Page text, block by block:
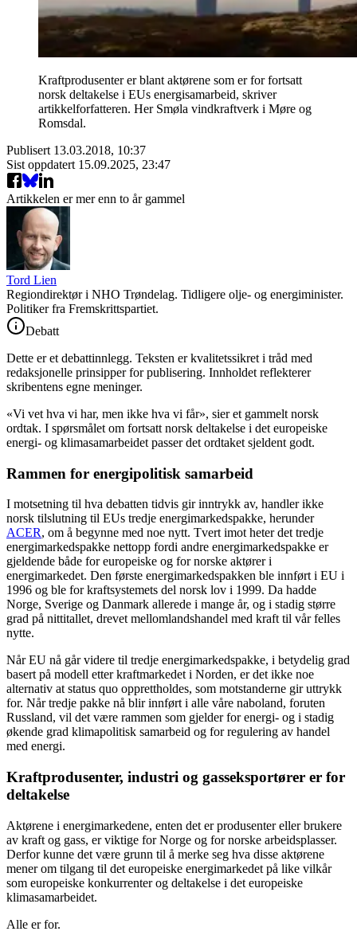
Kraftprodusenter er blant aktørene som er for fortsatt
norsk deltakelse i EUs energisamarbeid, skriver
artikkelforfatteren. Her Smøla vindkraftverk i Møre og
Romsdal.
Publisert 13.03.2018, 10:37
Sist oppdatert 15.09.2025, 23:47
Artikkelen er mer enn to år gammel
Tord Lien
Regiondirektør i NHO Trøndelag. Tidligere olje- og energiminister.
Politiker fra Fremskrittspartiet.
Debatt
Dette er et debattinnlegg. Teksten er kvalitetssikret i tråd med
redaksjonelle prinsipper for publisering. Innholdet reflekterer
skribentens egne meninger.
«Vi vet hva vi har, men ikke hva vi får», sier et gammelt norsk
ordtak. I spørsmålet om fortsatt norsk deltakelse i det europeiske
energi- og klimasamarbeidet passer det ordtaket sjeldent godt.
Rammen for energipolitisk samarbeid
I motsetning til hva debatten tidvis gir inntrykk av, handler ikke
norsk tilslutning til EUs tredje energimarkedspakke, herunder
ACER, om å begynne med noe nytt. Tvert imot heter det tredje
energimarkedspakke nettopp fordi andre energimarkedspakke er
gjeldende både for europeiske og for norske aktører i
energimarkedet. Den første energimarkedspakken ble innført i EU i
1996 og ble for kraftsystemets del norsk lov i 1999. Da hadde
Norge, Sverige og Danmark allerede i mange år, og i stadig større
grad på nittitallet, drevet mellomlandshandel med kraft til vår felles
nytte.
Når EU nå går videre til tredje energimarkedspakke, i betydelig grad
basert på modell etter kraftmarkedet i Norden, er det ikke noe
alternativ at status quo opprettholdes, som motstanderne gir uttrykk
for. Når tredje pakke nå blir innført i alle våre naboland, foruten
Russland, vil det være rammen som gjelder for energi- og i stadig
økende grad klimapolitisk samarbeid og for regulering av handel
med energi.
Kraftprodusenter, industri og gasseksportører er for
deltakelse
Aktørene i energimarkedene, enten det er produsenter eller brukere
av kraft og gass, er viktige for Norge og for norske arbeidsplasser.
Derfor kunne det være grunn til å merke seg hva disse aktørene
mener om tilgang til det europeiske energimarkedet på like vilkår
som europeiske konkurrenter og deltakelse i det europeiske
klimasamarbeidet.
Alle er for.